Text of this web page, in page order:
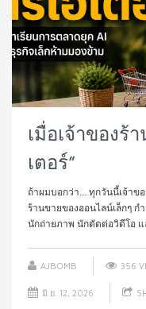
เมื่อเจ้าของร้
เตอร์”
ถ้าผมบอกว่า... ทุกวันนี้เจ้าข
ร้านขายของออนไลน์เล็กๆ
นักถ่ายภาพ นักตัดต่อวิดีโอ แ
AJBOMB 356
มิ.ย. 12, 2026